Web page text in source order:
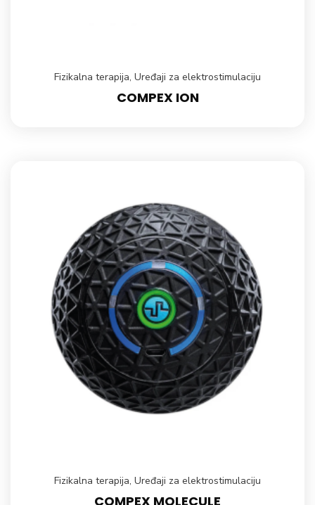
Fizikalna terapija, Uređaji za elektrostimulaciju
COMPEX ION
Fizikalna terapija, Uređaji za elektrostimulaciju
COMPEX MOLECULE